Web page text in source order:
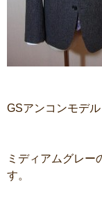
GSアンコンモデル
ミディアムグレー
す。